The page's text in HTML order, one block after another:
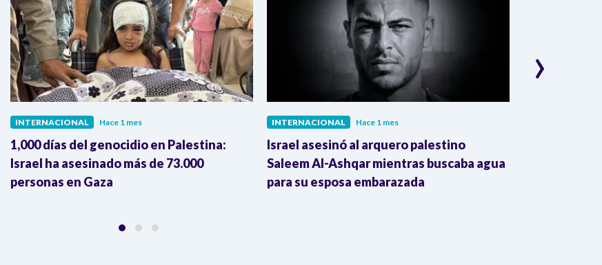
INTERNACIONAL Hace 1 mes
1,000 días del genocidio en Palestina:
Israel ha asesinado más de 73.000
personas en Gaza
INTERNACIONAL Hace 1 mes
Israel asesinó al arquero palestino
Saleem Al-Ashqar mientras buscaba agua
para su esposa embarazada
›